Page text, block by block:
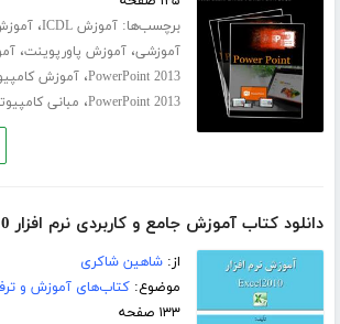
برچسب‌ها:آموزش ICDL ،
آموزشی،آموزش پاورپوینت،
PowerPoint 2013،آموزش
PowerPoint 2013، مبانی
دانلود کتاب آموزش جامع و کاربردی نرم افزار Excel 2010
از:شاهین شاکری
موضوع:کتاب‌های آموزش و
۱۳۳ صفحه